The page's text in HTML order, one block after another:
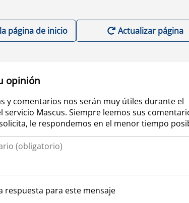
página de inicio Actualizar página
opinión
y comentarios nos serán muy útiles durante el
servicio Mascus. Siempre leemos sus
le respondemos en el menor tiempo
respuesta para este mensaje